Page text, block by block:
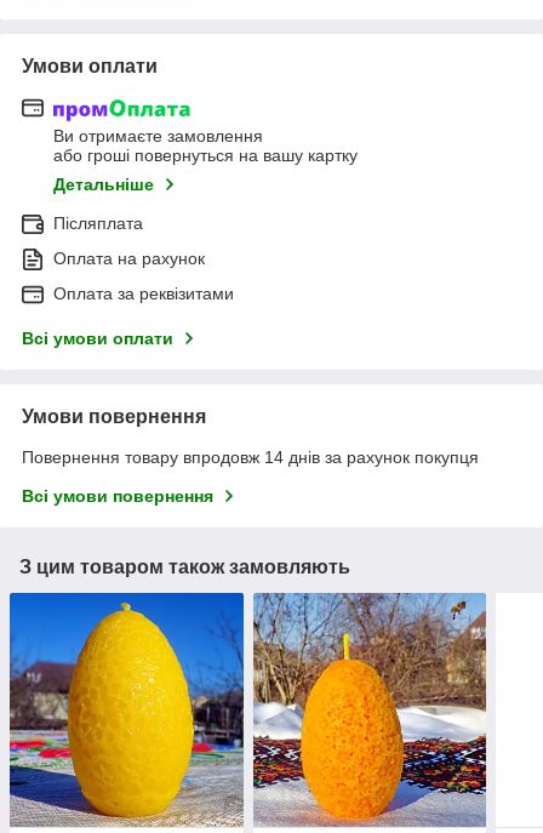
Умови оплати
Ви отримаєте замовлення
або гроші повернуться на вашу картку
Детальніше
Післяплата
Оплата на рахунок
Оплата за реквізитами
Всі умови оплати
Умови повернення
Повернення товару впродовж 14 днів за рахунок покупця
Всі умови повернення
З цим товаром також замовляють